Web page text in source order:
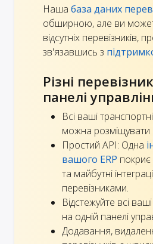
Наша база даних
обширною, але ви
відсутніх перевізників,
зв'язавшись з
Різні
панелі
Всі ваші
можна розміщувати
Простий API: Одна
вашого ERP покриє
та майбутні
перевізниками.
Відстежуйте всі
на одній панелі
Додавання,